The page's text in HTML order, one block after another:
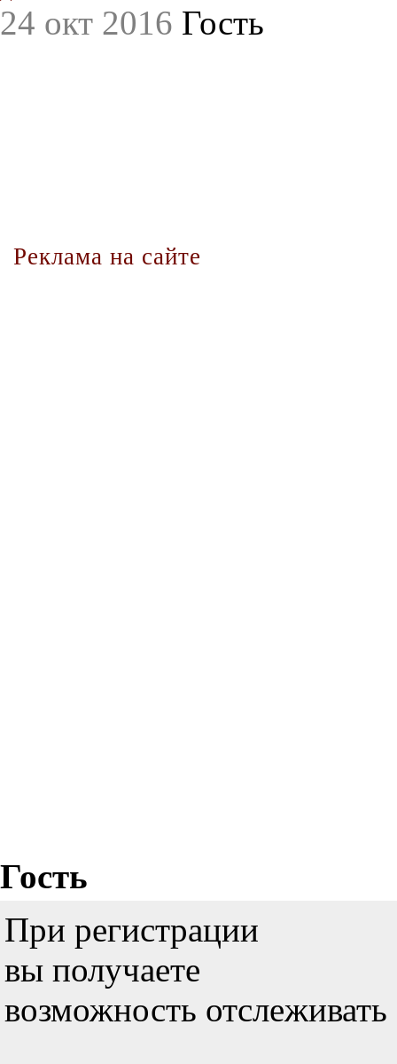
24 окт 2016 Гость
Реклама на сайте
Гость
При регистрации
вы получаете
возможность